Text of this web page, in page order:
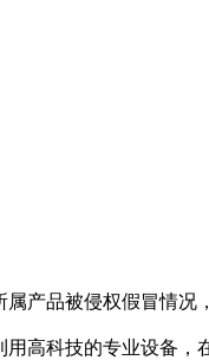
产品被侵权假冒情
高科技的专业设备